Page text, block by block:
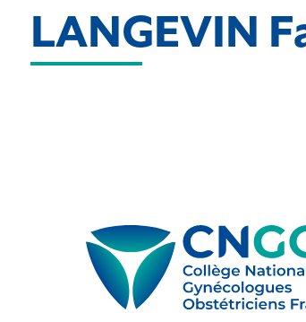
LANGEVIN